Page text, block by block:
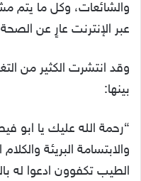
والشائعات، وكل ما يتم
عبر الإنترنت عارٍ عن
وقد انتشرت الكثير من
بينها:
“رحمة الله عليك يا
والابتسامة البريئة
الطيب تكفوون ادعوا له